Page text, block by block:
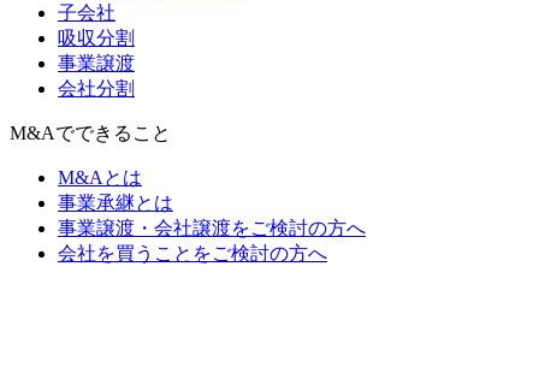
子会社
吸収分割
事業譲渡
会社分割
M&Aでできること
M&Aとは
事業承継とは
事業譲渡・会社譲渡をご検討の方へ
会社を買うことをご検討の方へ